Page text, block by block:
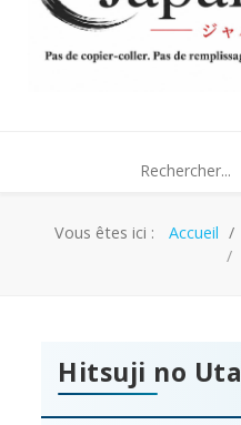
Vous êtes ici : Accueil
Hitsuji no Uta